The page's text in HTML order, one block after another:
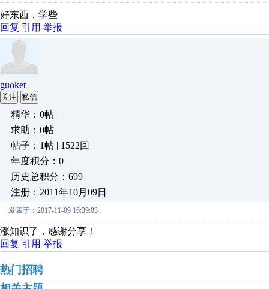
好东西，学些
回复 引用 举报
guoket
关注 私信
精华：0帖
求助：0帖
帖子：1帖 | 1522回
年度积分：0
历史总积分：699
注册：2011年10月09日
发表于：2017-11-09 16:39:03
涨知识了，感谢分享！
回复 引用 举报
热门招聘